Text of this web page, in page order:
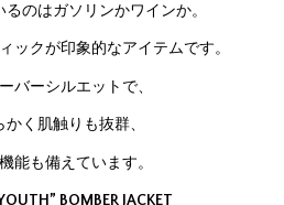
のはガソリンかワインか。
ックが印象的なアイテムです。
バーシルエットで、
く肌触りも抜群、
能も備えています。
BOMBER JACKET